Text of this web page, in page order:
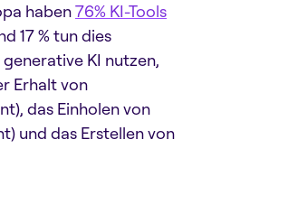
haben76% KI-Tools
17 % tun dies
KI nutzen,
Erhalt von
das Einholen von
und das Erstellen von